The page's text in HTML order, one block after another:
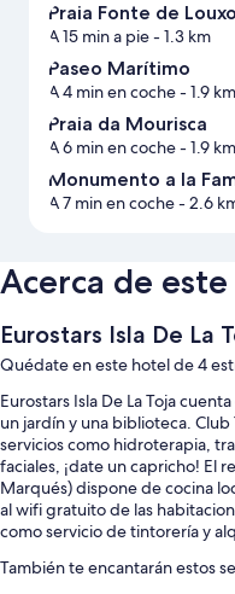
Praia Fonte de Louxo
A 15 min a pie- 1.3 km
Paseo Marítimo
A 4 min en coche- 1.9 km
Praia da Mourisca
A 6 min en coche- 1.9 km
Monumento a la
A 7 min en coche- 2.6
Acerca de
Eurostars Isla De La
Quédate en este hotel de 4
Eurostars Isla De La Toja
un jardín y una biblioteca.
servicios como hidroterapia,
faciales, ¡date un capricho! El
Marqués) dispone de cocina
al wifi gratuito de las
como servicio de tintorería y
También te encantarán estos